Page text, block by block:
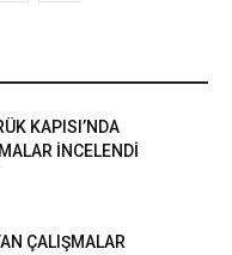
KAPISI’NDA
İNCELENDİ
ÇALIŞMALAR